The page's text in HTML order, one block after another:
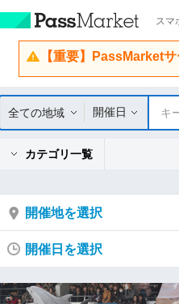
スマ
【重要】PassMarket
全ての地域 開催日 キ
カテゴリ一覧
開催地を選択
開催日を選択